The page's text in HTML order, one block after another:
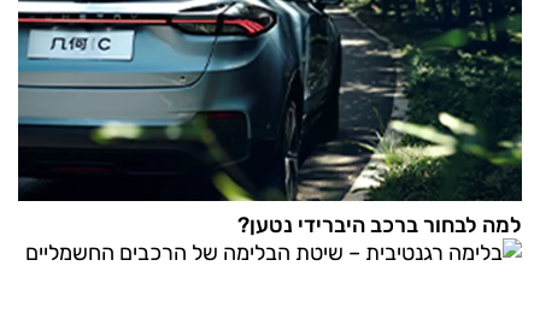
למה לבחור ברכב היברידי נטען?